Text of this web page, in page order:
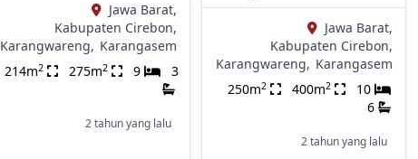
Jawa Barat,
Kabupaten Cirebon,
Karangwareng, Karangasem
214m2 275m2 9 3
2 tahun yang lalu
Jawa Barat,
Kabupaten Cirebon,
Karangwareng, Karangasem
250m2 400m2
10
6
2 tahun yang lalu